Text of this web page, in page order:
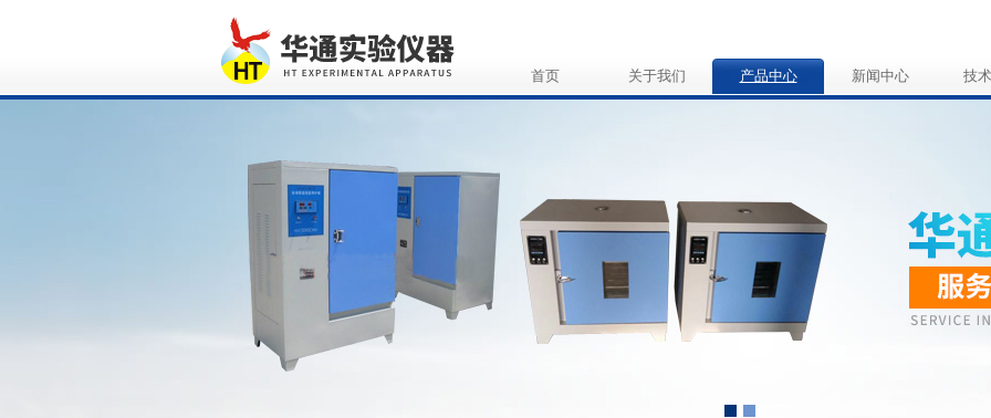
首页 关于我们 产品中心 新闻中心 技